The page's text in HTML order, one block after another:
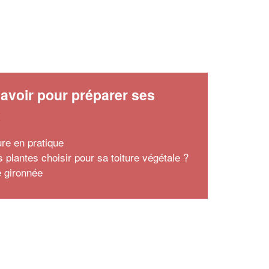
pour préparer ses
en pratique
plantes choisir pour sa toiture végétale ?
gironnée